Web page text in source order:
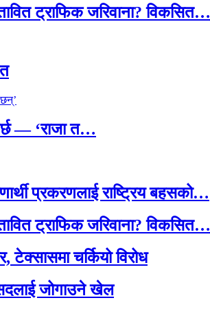
ट्राफिक जरिवाना? विकसित…
— ‘राजा त…
प्रकरणलाई राष्ट्रिय बहसको…
ट्राफिक जरिवाना? विकसित…
टेक्सासमा चर्कियो विरोध
जोगाउने खेल